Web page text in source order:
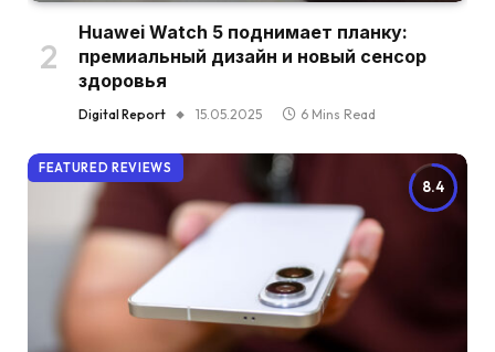
Huawei Watch 5 поднимает планку:
премиальный дизайн и новый сенсор
здоровья
Digital Report 15.05.2025 6 Mins Read
8.4
FEATURED REVIEWS